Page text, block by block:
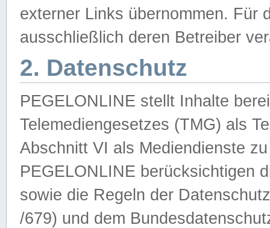
externer Links übernommen. Für
ausschließlich deren Betreiber
2. Datenschutz
PEGELONLINE stellt Inhalte
Telemediengesetzes (TMG) als
Abschnitt VI als Mediendienste
PEGELONLINE berücksichtigen
sowie die Regeln der
/679) und dem